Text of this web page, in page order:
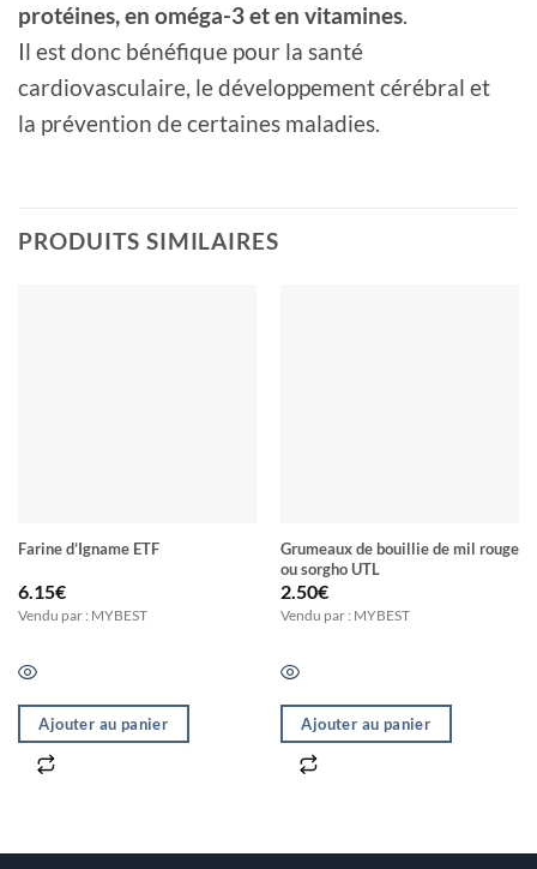
protéines, en oméga-3 et en vitamines.
Il est donc bénéfique pour la santé
cardiovasculaire, le développement cérébral et
la prévention de certaines maladies.
PRODUITS SIMILAIRES
Farine d’Igname ETF
6.15€
Vendu par : MYBEST
Ajouter au panier
Grumeaux de bouillie de mil rouge
ou sorgho UTL
2.50€
Vendu par : MYBEST
Ajouter au panier